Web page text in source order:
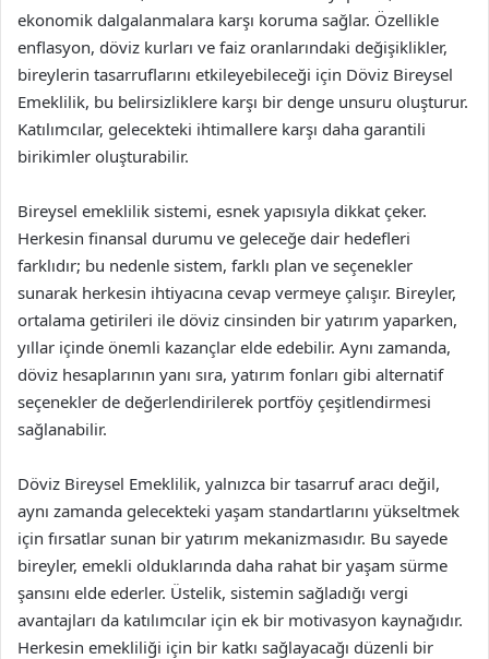
ekonomik dalgalanmalara karşı koruma sağlar. Özellikle
enflasyon, döviz kurları ve faiz oranlarındaki değişiklikler,
bireylerin tasarruflarını etkileyebileceği için Döviz Bireysel
Emeklilik, bu belirsizliklere karşı bir denge unsuru oluşturur.
Katılımcılar, gelecekteki ihtimallere karşı daha garantili
birikimler oluşturabilir.
Bireysel emeklilik sistemi, esnek yapısıyla dikkat çeker.
Herkesin finansal durumu ve geleceğe dair hedefleri
farklıdır; bu nedenle sistem, farklı plan ve seçenekler
sunarak herkesin ihtiyacına cevap vermeye çalışır. Bireyler,
ortalama getirileri ile döviz cinsinden bir yatırım yaparken,
yıllar içinde önemli kazançlar elde edebilir. Aynı zamanda,
döviz hesaplarının yanı sıra, yatırım fonları gibi alternatif
seçenekler de değerlendirilerek portföy çeşitlendirmesi
sağlanabilir.
Döviz Bireysel Emeklilik, yalnızca bir tasarruf aracı değil,
aynı zamanda gelecekteki yaşam standartlarını yükseltmek
için fırsatlar sunan bir yatırım mekanizmasıdır. Bu sayede
bireyler, emekli olduklarında daha rahat bir yaşam sürme
şansını elde ederler. Üstelik, sistemin sağladığı vergi
avantajları da katılımcılar için ek bir motivasyon kaynağıdır.
Herkesin emekliliği için bir katkı sağlayacağı düzenli bir